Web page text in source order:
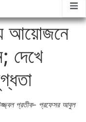
আয়োজনে
দেখে
প্রতীক- প্রফেসর আবুল